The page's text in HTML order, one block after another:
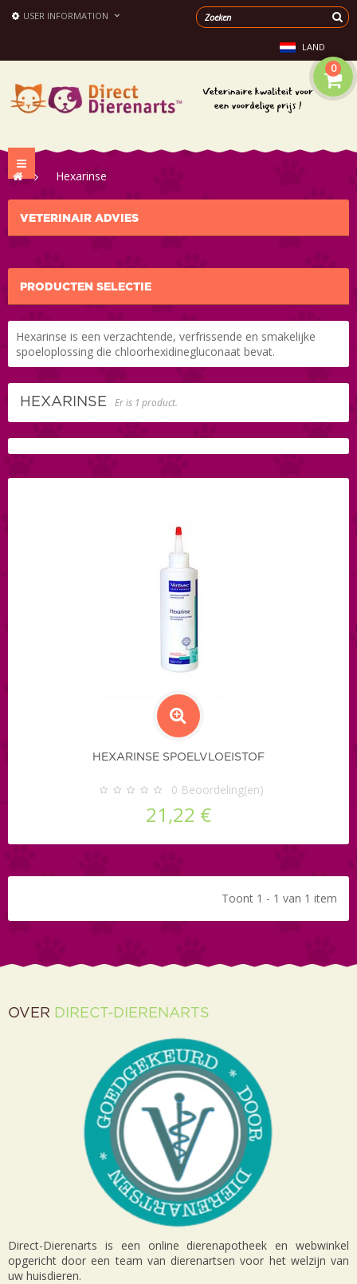
USER INFORMATION
LAND
0
Toggle
navigation
> Hexarinse
VETERINAIR ADVIES
PRODUCTEN SELECTIE
Hexarinse is een verzachtende, verfrissende en smakelijke
spoeloplossing die chloorhexidinegluconaat bevat.
HEXARINSE Er is 1 product.
HEXARINSE SPOELVLOEISTOF
0 Beoordeling(en)
21,22 €
Toont 1 - 1 van 1 item
OVER DIRECT-DIERENARTS
Direct-Dierenarts is een online dierenapotheek en webwinkel
opgericht door een team van dierenartsen voor het welzijn van
uw huisdieren.